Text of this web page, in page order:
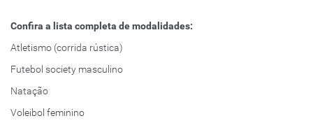
Confira a lista completa de modalidades:
Atletismo (corrida rústica)
Futebol society masculino
Natação
Voleibol feminino